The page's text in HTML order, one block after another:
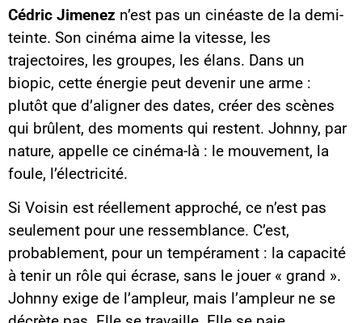
Cédric Jimenez n’est pas un cinéaste de la demi-
teinte. Son cinéma aime la vitesse, les
trajectoires, les groupes, les élans. Dans un
biopic, cette énergie peut devenir une arme :
plutôt que d’aligner des dates, créer des scènes
qui brûlent, des moments qui restent. Johnny, par
nature, appelle ce cinéma-là : le mouvement, la
foule, l’électricité.
Si Voisin est réellement approché, ce n’est pas
seulement pour une ressemblance. C’est,
probablement, pour un tempérament : la capacité
à tenir un rôle qui écrase, sans le jouer « grand ».
Johnny exige de l’ampleur, mais l’ampleur ne se